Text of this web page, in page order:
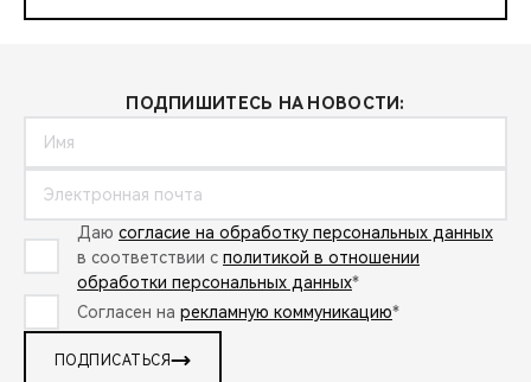
ПОДПИШИТЕСЬ НА НОВОСТИ:
Даю согласие на обработку персональных данных
в соответствии с политикой в отношении
обработки персональных данных*
Согласен на рекламную коммуникацию*
ПОДПИСАТЬСЯ